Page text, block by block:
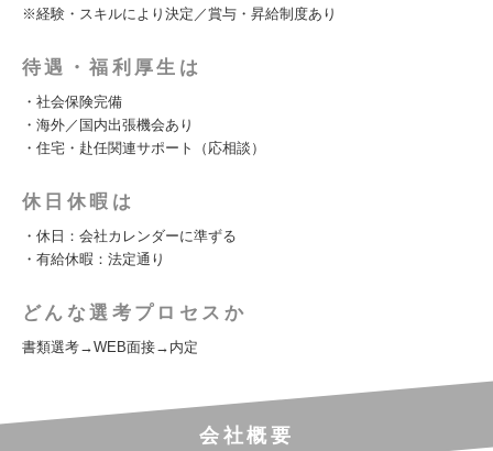
※経験・スキルにより決定／賞与・昇給制度あり
待遇・福利厚生は
・社会保険完備
・海外／国内出張機会あり
・住宅・赴任関連サポート（応相談）
休日休暇は
・休日：会社カレンダーに準ずる
・有給休暇：法定通り
どんな選考プロセスか
書類選考→WEB面接→内定
会社概要